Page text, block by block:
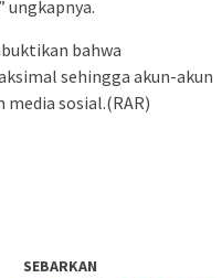
ungkapnya.
bahwa
sehingga akun-akun
media sosial.(RAR)
SEBARKAN